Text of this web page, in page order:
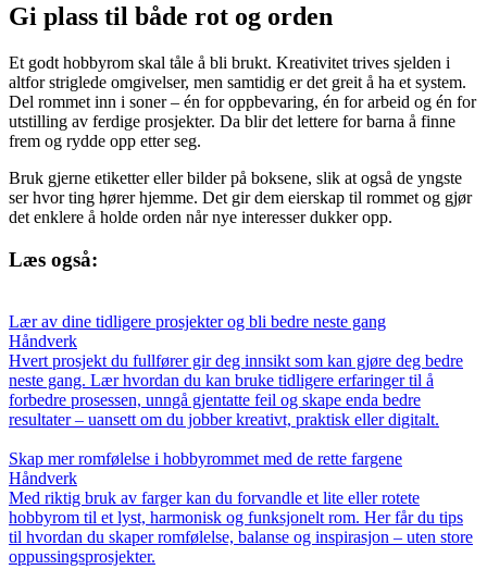
Gi plass til både rot og orden
Et godt hobbyrom skal tåle å bli brukt. Kreativitet trives sjelden i
altfor striglede omgivelser, men samtidig er det greit å ha et system.
Del rommet inn i soner – én for oppbevaring, én for arbeid og én for
utstilling av ferdige prosjekter. Da blir det lettere for barna å finne
frem og rydde opp etter seg.
Bruk gjerne etiketter eller bilder på boksene, slik at også de yngste
ser hvor ting hører hjemme. Det gir dem eierskap til rommet og gjør
det enklere å holde orden når nye interesser dukker opp.
Læs også:
Lær av dine tidligere prosjekter og bli bedre neste gang
Håndverk
Hvert prosjekt du fullfører gir deg innsikt som kan gjøre deg bedre
neste gang. Lær hvordan du kan bruke tidligere erfaringer til å
forbedre prosessen, unngå gjentatte feil og skape enda bedre
resultater – uansett om du jobber kreativt, praktisk eller digitalt.
Skap mer romfølelse i hobbyrommet med de rette fargene
Håndverk
Med riktig bruk av farger kan du forvandle et lite eller rotete
hobbyrom til et lyst, harmonisk og funksjonelt rom. Her får du tips
til hvordan du skaper romfølelse, balanse og inspirasjon – uten store
oppussingsprosjekter.